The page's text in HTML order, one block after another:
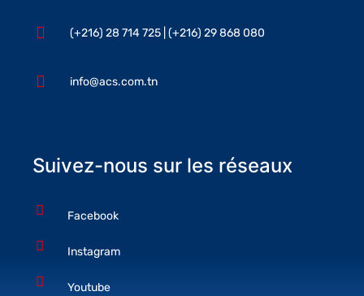
(+216) 28 714 725 | (+216) 29 868 080
info@acs.com.tn
Suivez-nous sur les réseaux
Facebook
Instagram
Youtube